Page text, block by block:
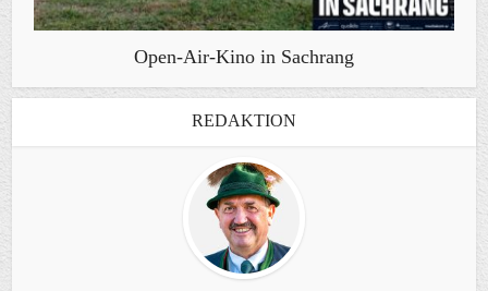
Open-Air-Kino in Sachrang
REDAKTION